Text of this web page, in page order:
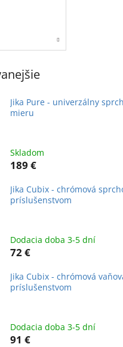
Jika Pure - univerzálny
mieru
Skladom
189 €
Jika Cubix - chrómová
príslušenstvom
Dodacia doba 3-5 dní
72 €
Jika Cubix - chrómová
príslušenstvom
Dodacia doba 3-5 dní
91 €